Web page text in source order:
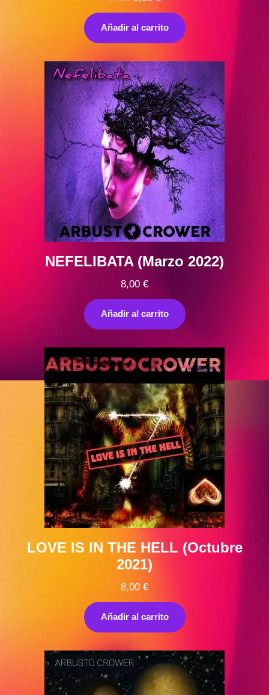
precio
original
era:
precio
actual
es:
Añadir al carrito
NEFELIBATA (Marzo 2022)
8,00 €
Añadir al carrito
LOVE IS IN THE HELL (Octubre
2021)
8,00 €
Añadir al carrito